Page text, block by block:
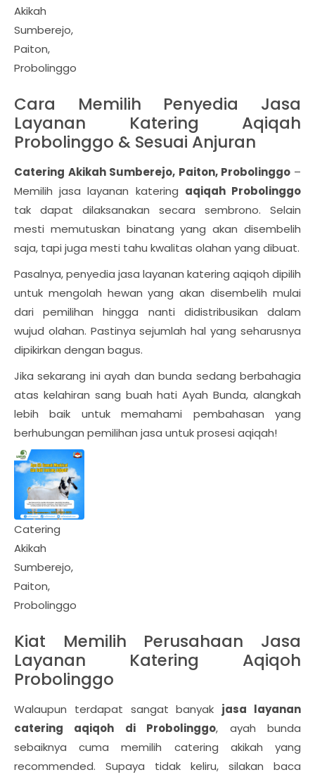
Akikah
Sumberejo,
Paiton,
Probolinggo
Cara Memilih Penyedia Jasa
Layanan Katering Aqiqah
Probolinggo & Sesuai Anjuran
Catering Akikah Sumberejo, Paiton, Probolinggo –
Memilih jasa layanan katering aqiqah Probolinggo
tak dapat dilaksanakan secara sembrono. Selain
mesti memutuskan binatang yang akan disembelih
saja, tapi juga mesti tahu kwalitas olahan yang dibuat.
Pasalnya, penyedia jasa layanan katering aqiqoh dipilih
untuk mengolah hewan yang akan disembelih mulai
dari pemilihan hingga nanti didistribusikan dalam
wujud olahan. Pastinya sejumlah hal yang seharusnya
dipikirkan dengan bagus.
Jika sekarang ini ayah dan bunda sedang berbahagia
atas kelahiran sang buah hati Ayah Bunda, alangkah
lebih baik untuk memahami pembahasan yang
berhubungan pemilihan jasa untuk prosesi aqiqah!
Catering
Akikah
Sumberejo,
Paiton,
Probolinggo
Kiat Memilih Perusahaan Jasa
Layanan Katering Aqiqoh
Probolinggo
Walaupun terdapat sangat banyak jasa layanan
catering aqiqoh di Probolinggo, ayah bunda
sebaiknya cuma memilih catering akikah yang
recommended. Supaya tidak keliru, silakan baca